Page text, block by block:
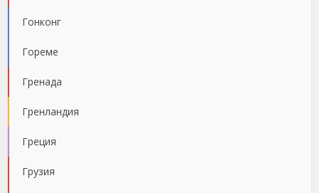
Гонконг
Гореме
Гренада
Гренландия
Греция
Грузия